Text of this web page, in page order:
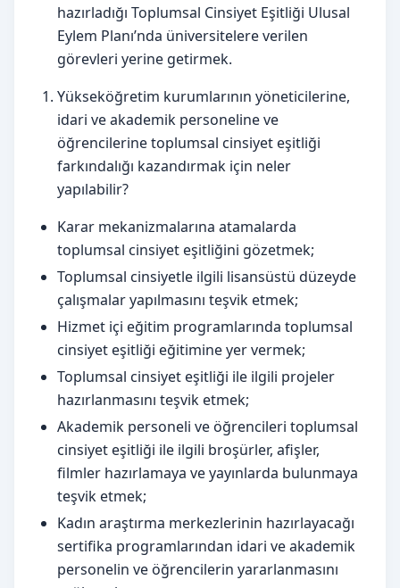
hazırladığı Toplumsal Cinsiyet Eşitliği Ulusal
Eylem Planı’nda üniversitelere verilen
görevleri yerine getirmek.
Yükseköğretim kurumlarının yöneticilerine,
idari ve akademik personeline ve
öğrencilerine toplumsal cinsiyet eşitliği
farkındalığı kazandırmak için neler
yapılabilir?
Karar mekanizmalarına atamalarda
toplumsal cinsiyet eşitliğini gözetmek;
Toplumsal cinsiyetle ilgili lisansüstü düzeyde
çalışmalar yapılmasını teşvik etmek;
Hizmet içi eğitim programlarında toplumsal
cinsiyet eşitliği eğitimine yer vermek;
Toplumsal cinsiyet eşitliği ile ilgili projeler
hazırlanmasını teşvik etmek;
Akademik personeli ve öğrencileri toplumsal
cinsiyet eşitliği ile ilgili broşürler, afişler,
filmler hazırlamaya ve yayınlarda bulunmaya
teşvik etmek;
Kadın araştırma merkezlerinin hazırlayacağı
sertifika programlarından idari ve akademik
personelin ve öğrencilerin yararlanmasını